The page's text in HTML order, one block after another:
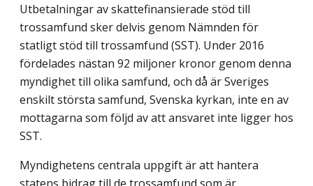
Utbetalningar av skattefinansierade stöd till
trossamfund sker delvis genom Nämnden för
statligt stöd till trossamfund (SST). Under 2016
fördelades nästan 92 miljoner kronor genom denna
myndighet till olika samfund, och då är Sveriges
enskilt största samfund, Svenska kyrkan, inte en av
mottagarna som följd av att ansvaret inte ligger hos
SST.
Myndighetens centrala uppgift är att hantera